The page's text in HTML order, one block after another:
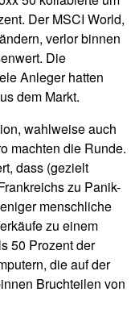
Der MSCI World,
verlor binnen
Die
Anleger hatten
dem Markt.
wahlweise auch
machten die Runde.
dass (gezielt
zu Panik-
menschliche
zu einem
50 Prozent der
die auf der
Bruchteilen von